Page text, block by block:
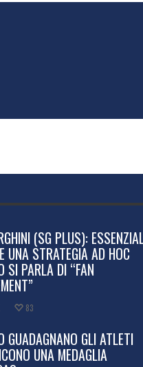
(SG PLUS):
UNA STRATEGIA AD HOC
SI PARLA DI “FAN
83
GUADAGNANO GLI ATLETI
UNA MEDAGLIA